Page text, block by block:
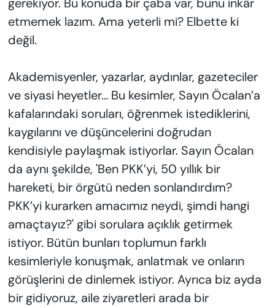
gerekiyor. Bu konuda bir çaba var, bunu inkâr
etmemek lazım. Ama yeterli mi? Elbette ki
değil.
Akademisyenler, yazarlar, aydınlar, gazeteciler
ve siyasi heyetler… Bu kesimler, Sayın Öcalan’a
kafalarındaki soruları, öğrenmek istediklerini,
kaygılarını ve düşüncelerini doğrudan
kendisiyle paylaşmak istiyorlar. Sayın Öcalan
da aynı şekilde, 'Ben PKK’yi, 50 yıllık bir
hareketi, bir örgütü neden sonlandırdım?
PKK’yi kurarken amacımız neydi, şimdi hangi
amaçtayız?' gibi sorulara açıklık getirmek
istiyor. Bütün bunları toplumun farklı
kesimleriyle konuşmak, anlatmak ve onların
görüşlerini de dinlemek istiyor. Ayrıca biz ayda
bir gidiyoruz, aile ziyaretleri arada bir